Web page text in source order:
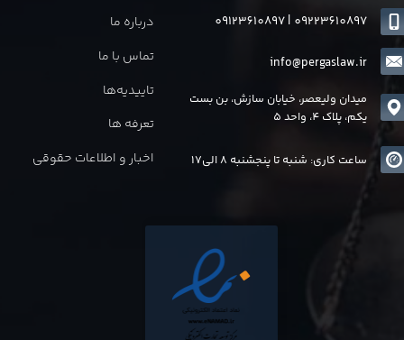
درباره ما
تماس با ما
تاییدیه‌ها
تعرفه ها
اخبار و اطلاعات حقوقی
info@pergaslaw.ir
09123610897| 09223610897
میدان ولیعصر، خیابان سازش، بن بست
یکم، پلاک 4، واحد 5
ساعت کاری: شنبه تا پنجشنبه 8 الی17